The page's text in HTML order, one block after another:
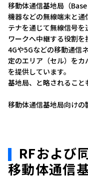
移動体通信基地局（
機器などの無線端末と通
テナを通じて無線信号
ワークへ中継する役割を
4Gや5Gなどの移動通信
定のエリア（セル）を
を提供しています。
基地局、と略されること
移動体通信基地局向けの
RFおよび
移動体通信